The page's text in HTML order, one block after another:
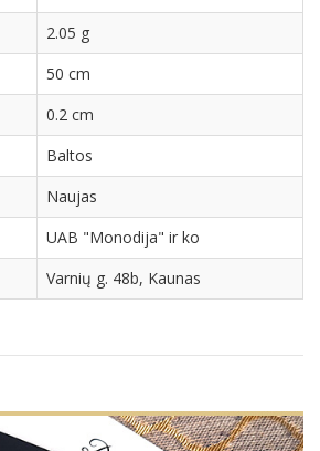
2.05 g
50 cm
0.2 cm
Baltos
Naujas
UAB "Monodija" ir ko
Varnių g. 48b, Kaunas